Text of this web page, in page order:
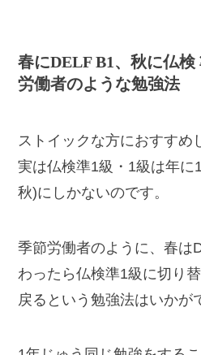
春にDELF B1、秋に仏
労働者のような勉強法
ストイックな方におすすめ
実は仏検準1級・1級は年に
秋)にしかないのです。
季節労働者のように、春は
わったら仏検準1級に切り
戻るという勉強法はいかが